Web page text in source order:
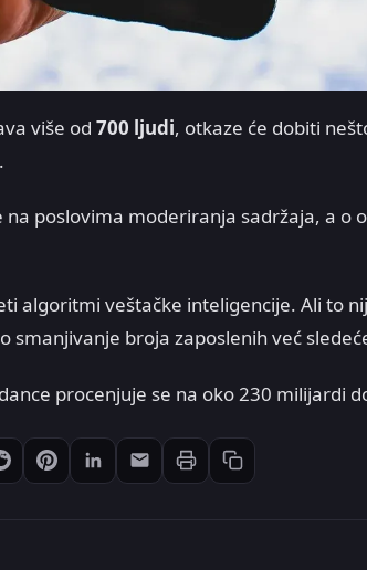
više od 700 ljudi, otkaze će dobiti
.
na poslovima moderiranja sadržaja, a o
algoritmi veštačke inteligencije. Ali to
smanjivanje broja zaposlenih već
procenjuje se na oko 230 milijardi
Telegram
Reddit
Podeli: Pinterest
Podeli: LinkedIn
Podeli: Email
Štampaj članak
Kopiraj link